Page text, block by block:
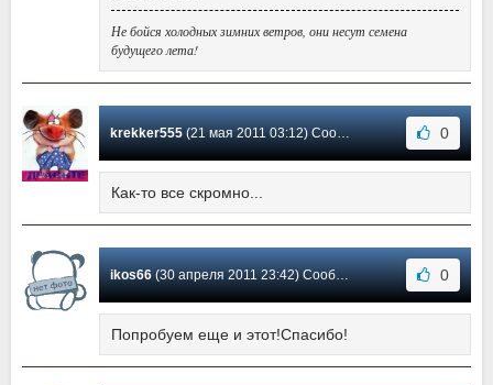
Не бойся холодных зимних ветров, они несут семена
будущего лета!
krekker555(21 мая 2011 03:12) Сообщение #10 0
Как-то все скромно...
ikos66(30 апреля 2011 23:42) Сообщение #9 0
Попробуем еще и этот!Спасибо!